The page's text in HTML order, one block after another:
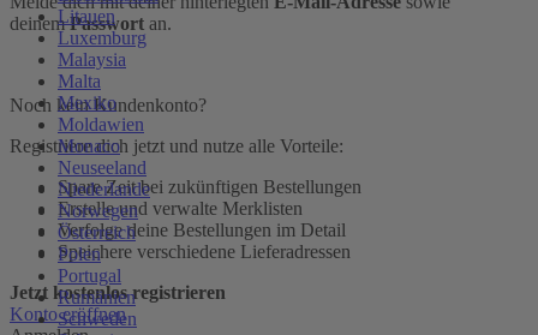
Litauen
Luxemburg
Malaysia
Malta
Mexiko
Moldawien
Monaco
Neuseeland
Niederlande
Norwegen
Österreich
Polen
Portugal
Rumänien
Schweden
deinemPasswort an.
Noch kein Kundenkonto?
Registriere dich jetzt und nutze alle Vorteile:
Spare Zeit bei zukünftigen Bestellungen
Erstelle und verwalte Merklisten
Verfolge deine Bestellungen im Detail
Speichere verschiedene Lieferadressen
Jetzt kostenlos registrieren
Konto eröffnen